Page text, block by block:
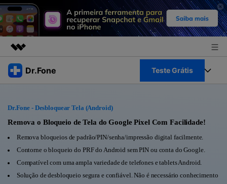
Produtos em destaque
Sobre nós
Dr.Fone Teste Grátis
Veja Toolkit Completo >
Productos
Para PC
Para Celular
Guia & Suporte
Ações rápidas
Dr.Fone - Desbloquear Tela (Android)
Remova o Bloqueio de Tela do Google Pixel Com Facilidade!
Remova bloqueios de padrão/PIN/senha/impressão digital facilmente.
Contorne o bloqueio do PRF do Android sem PIN ou conta do Google.
Compatível com uma ampla variedade de telefones e tablets Android.
Solução de desbloqueio segura e confiável. Não é necessário conhecimento